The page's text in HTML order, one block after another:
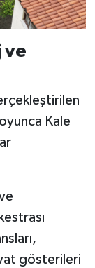
ve
Kale
gösterileri